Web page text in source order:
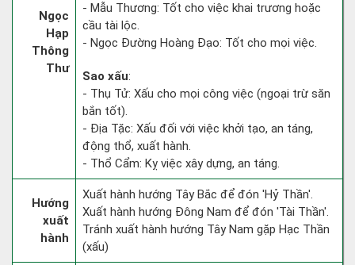
Ngọc
Hạp
Thông
Thư
- Mẫu Thương: Tốt cho việc khai trương hoặc
cầu tài lộc.
- Ngọc Đường Hoàng Đạo: Tốt cho mọi việc.
Sao xấu:
- Thụ Tử: Xấu cho mọi công việc (ngoại trừ săn
bắn tốt).
- Địa Tặc: Xấu đối với việc khởi tạo, an táng,
động thổ, xuất hành.
- Thổ Cẩm: Kỵ việc xây dựng, an táng.
Hướng
xuất
hành
Xuất hành hướng Tây Bắc để đón 'Hỷ Thần'.
Xuất hành hướng Đông Nam để đón 'Tài Thần'.
Tránh xuất hành hướng Tây Nam gặp Hạc Thần
(xấu)